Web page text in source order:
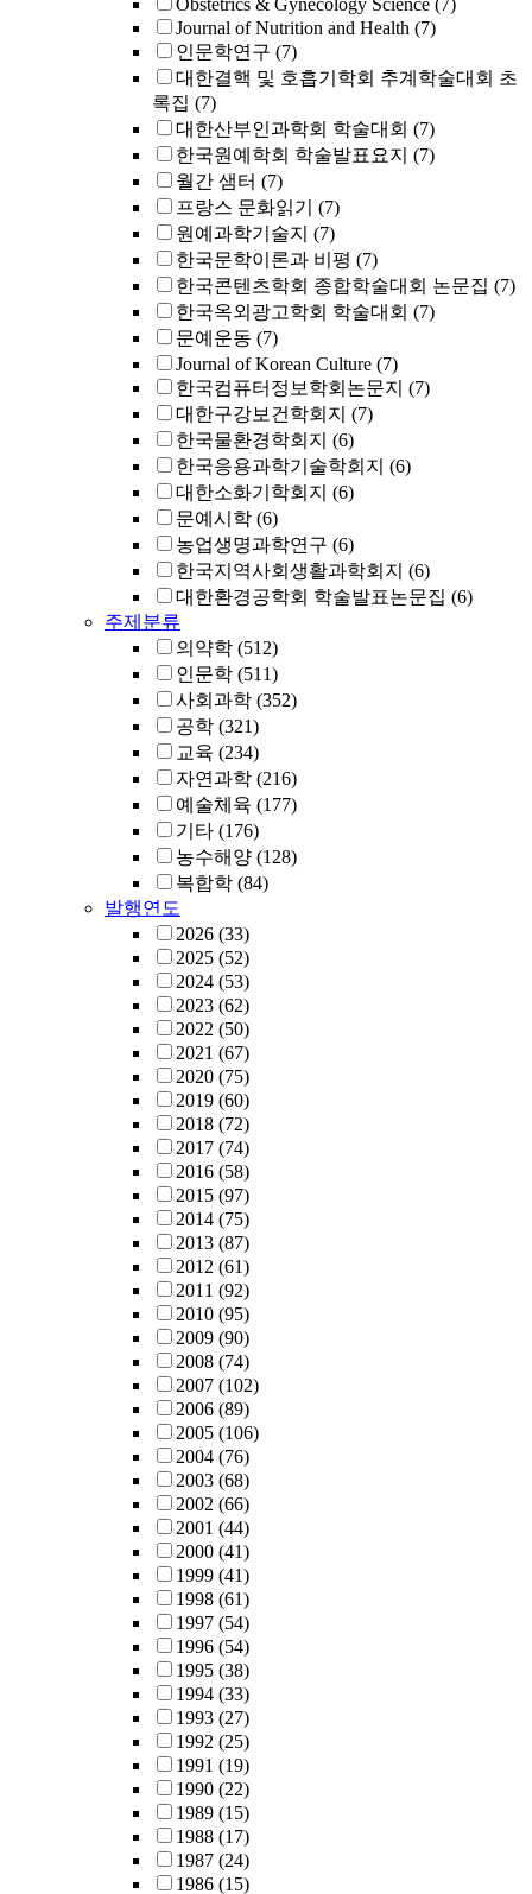
Obstetrics & Gynecology Science (7)
Journal of Nutrition and Health (7)
인문학연구 (7)
대한결핵 및 호흡기학회 추계학술대회 초
록집 (7)
대한산부인과학회 학술대회 (7)
한국원예학회 학술발표요지 (7)
월간 샘터 (7)
프랑스 문화읽기
(7)
원예과학기술지 (7)
한국문학이론과 비평 (7)
한국콘텐츠학회 종합학술대회 논문집 (7)
한국옥외광고학회 학술대회 (7)
문예운동 (7)
Journal of Korean Culture (7)
한국컴퓨터정보학회논문지 (7)
대한구강보건학회지 (7)
한국물환경학회지 (6)
한국응용과학기술학회지 (6)
대한소화기학회지 (6)
문예시학 (6)
농업생명과학연구 (6)
한국지역사회생활과학회지 (6)
대한환경공학회 학술발표논문집 (6)
주제분류
의약학 (512)
인문학 (511)
사회과학 (352)
공학 (321)
교육 (234)
자연과학 (216)
예술체육 (177)
기타 (176)
농수해양 (128)
복합학 (84)
발행연도
2026 (33)
2025 (52)
2024 (53)
2023 (62)
2022 (50)
2021 (67)
2020 (75)
2019 (60)
2018 (72)
2017 (74)
2016 (58)
2015 (97)
2014 (75)
2013 (87)
2012 (61)
2011 (92)
2010 (95)
2009 (90)
2008 (74)
2007 (102)
2006 (89)
2005 (106)
2004 (76)
2003 (68)
2002 (66)
2001 (44)
2000 (41)
1999 (41)
1998 (61)
1997 (54)
1996 (54)
1995 (38)
1994 (33)
1993 (27)
1992 (25)
1991 (19)
1990 (22)
1989 (15)
1988 (17)
1987 (24)
1986 (15)